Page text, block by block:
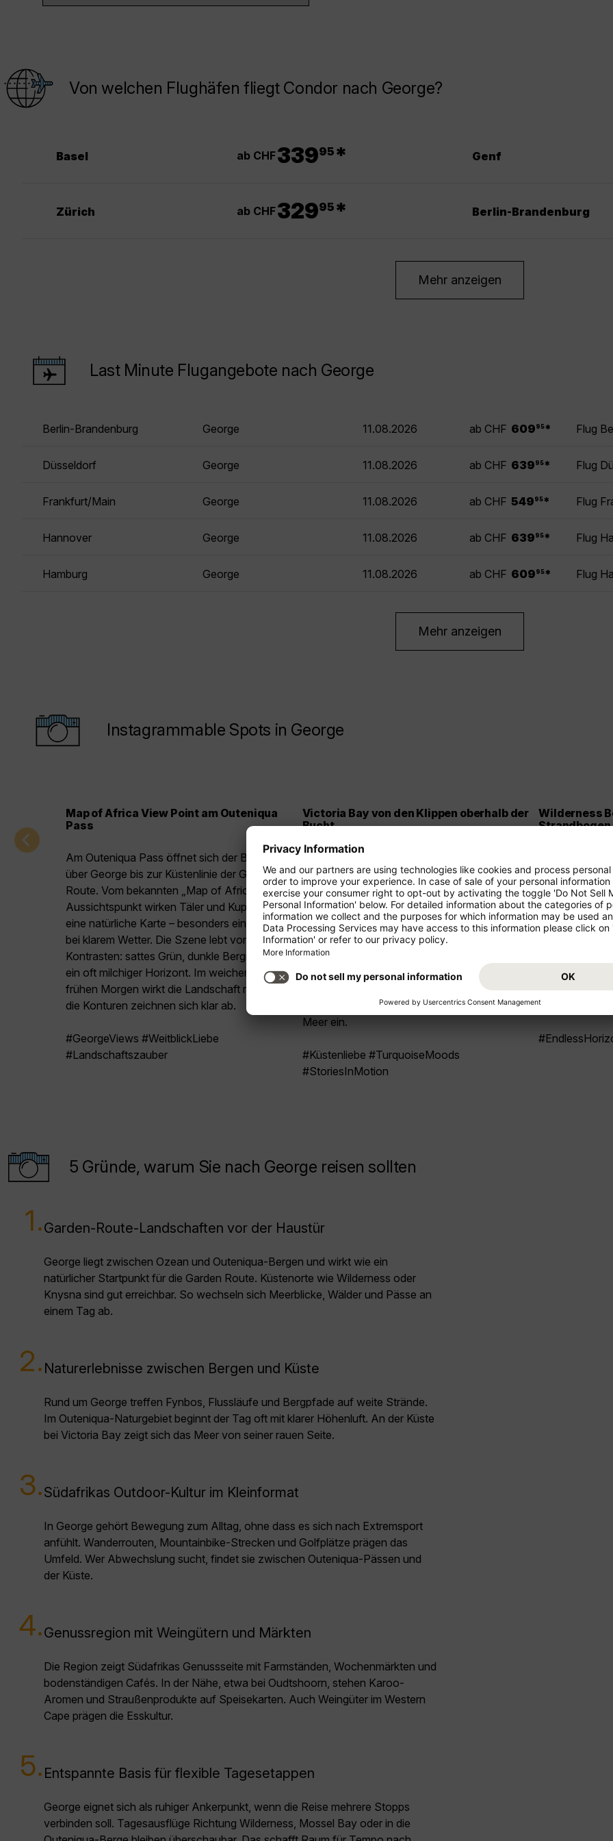
Von welchen Flughäfen fliegt Condor nach George?
Basel ab CHF33995 * Genf
Zürich ab CHF32995 * Berlin-Brandenburg
Mehr anzeigen
Last Minute Flugangebote nach George
Berlin-Brandenburg George 11.08.2026 ab CHF 609 95 * Flug
Düsseldorf George 11.08.2026 ab CHF 639 95 * Flug
Frankfurt/Main George 11.08.2026 ab CHF 549 95 * Flug
Hannover George 11.08.2026 ab CHF 639 95 * Flug
Hamburg George 11.08.2026 ab CHF 609 95 * Flug
Mehr anzeigen
Instagrammable Spots in George
Map of Africa View Point am Outeniqua
Pass
Am Outeniqua Pass öffnet sich der Blick weit
über George bis zur Küstenlinie der Garden
Route. Vom bekannten „Map of Africa“-
Aussichtspunkt wirken Täler und Kuppen wie
eine natürliche Karte – besonders eindrucksvoll
bei klarem Wetter. Die Szene lebt von starken
Kontrasten: sattes Grün, dunkle Bergrücken und
ein oft milchiger Horizont. Im weichen Licht am
frühen Morgen wirkt die Landschaft ruhiger und
die Konturen zeichnen sich klar ab.
#GeorgeViews #WeitblickLiebe
#Landschaftszauber
Victoria Bay von den Klippen oberhalb der
Bucht
Victoria Bay ist eine kleine, halbmondförmige
Bucht, die von Felsen eingerahmt wird und aus
der Höhe besonders grafisch wirkt. Unten rollen
Wellen in klaren Linien an den Strand, während
Surfer:innen Punkte in Bewegung ins Bild
bringen. Bei Sonne leuchten Wasser und Sand
in hellen Tönen, bei Wolken bekommt die Szene
einen dramatischeren Look. Wer kurz vor
Sonnenuntergang oben steht, fängt oft warmes
Licht auf den Klippen und glitzernde Reflexe im
Meer ein.
#Küstenliebe #TurquoiseMoods
#StoriesInMotion
Wilderness
Strandbogen
Am
Dünen und
Raum im Bild
Personen-
Wind formt
natürliche
Nachmittag,
Dünen sichtbar
5 Gründe, warum Sie nach George reisen sollten
1.Garden-Route-Landschaften vor der Haustür
George liegt zwischen Ozean und Outeniqua-Bergen und wirkt wie ein
natürlicher Startpunkt für die Garden Route. Küstenorte wie Wilderness oder
Knysna sind gut erreichbar. So wechseln sich Meerblicke, Wälder und Pässe an
einem Tag ab.
2. Naturerlebnisse zwischen Bergen und Küste
Rund um George treffen Fynbos, Flussläufe und Bergpfade auf weite Strände.
Im Outeniqua-Naturgebiet beginnt der Tag oft mit klarer Höhenluft. An der Küste
bei Victoria Bay zeigt sich das Meer von seiner rauen Seite.
3.Südafrikas Outdoor-Kultur im Kleinformat
In George gehört Bewegung zum Alltag, ohne dass es sich nach Extremsport
anfühlt. Wanderrouten, Mountainbike-Strecken und Golfplätze prägen das
Umfeld. Wer Abwechslung sucht, findet sie zwischen Outeniqua-Pässen und
der Küste.
4.Genussregion mit Weingütern und Märkten
Die Region zeigt Südafrikas Genussseite mit Farmständen, Wochenmärkten und
bodenständigen Cafés. In der Nähe, etwa bei Oudtshoorn, stehen Karoo-
Aromen und Straußenprodukte auf Speisekarten. Auch Weingüter im Western
Cape prägen die Esskultur.
5. Entspannte Basis für flexible Tagesetappen
George eignet sich als ruhiger Ankerpunkt, wenn die Reise mehrere Stopps
verbinden soll. Tagesausflüge Richtung Wilderness, Mossel Bay oder in die